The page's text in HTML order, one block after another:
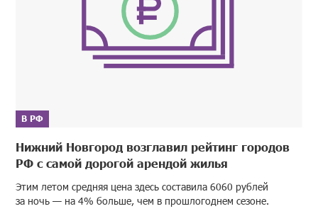
В РФ
Нижний Новгород возглавил рейтинг городов
РФ с самой дорогой арендой жилья
Этим летом средняя цена здесь составила 6060 рублей
за ночь — на 4% больше, чем в прошлогоднем сезоне.